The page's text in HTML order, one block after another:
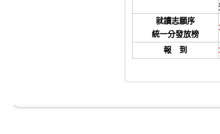
就讀志願序
統一分發放榜
報 到